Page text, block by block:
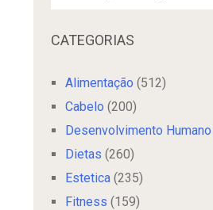
CATEGORIAS
Alimentação (512)
Cabelo (200)
Desenvolvimento Humano
Dietas (260)
Estetica (235)
Fitness (159)